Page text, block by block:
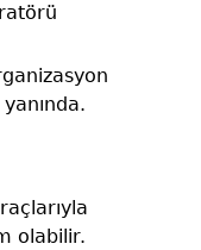
olabilir.